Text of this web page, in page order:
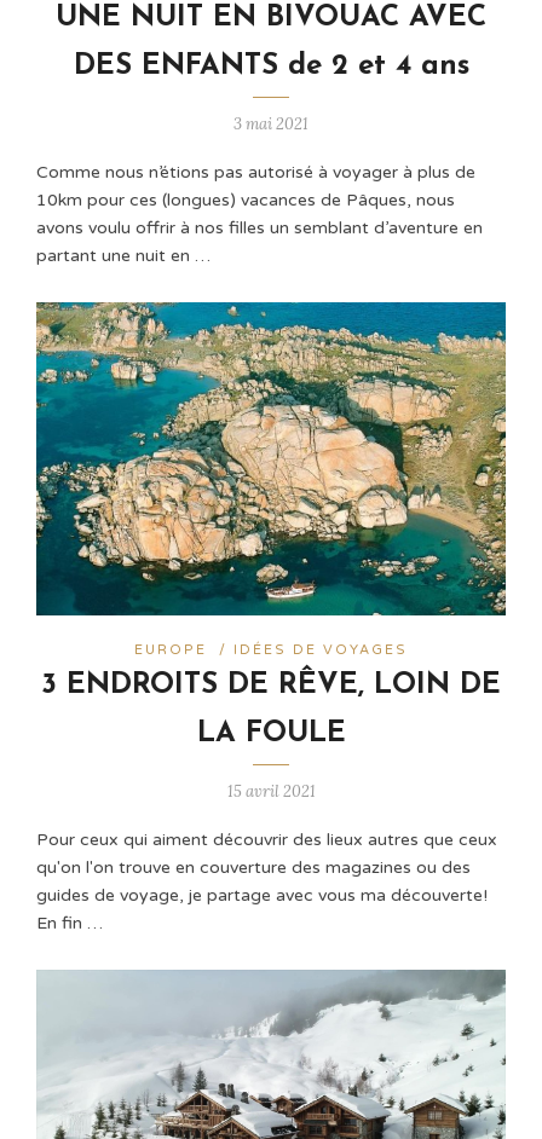
UNE NUIT EN BIVOUAC AVEC
DES ENFANTS de 2 et 4 ans
3 mai 2021
Comme nous n’étions pas autorisé à voyager à plus de
10km pour ces (longues) vacances de Pâques, nous
avons voulu offrir à nos filles un semblant d’aventure en
partant une nuit en …
EUROPE / IDÉES DE VOYAGES
3 ENDROITS DE RÊVE, LOIN DE
LA FOULE
15 avril 2021
Pour ceux qui aiment découvrir des lieux autres que ceux
qu'on l'on trouve en couverture des magazines ou des
guides de voyage, je partage avec vous ma découverte!
En fin …